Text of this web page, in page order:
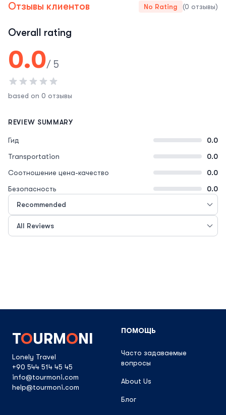
Отзывы клиентов No Rating (0 отзывы)
Overall rating
0.0/ 5
based on 0 отзывы
REVIEW SUMMARY
Гид
0.0
Transportation
0.0
Соотношение цена-качество
0.0
Безопасность
0.0
TOURMONI
Lonely Travel
+90 544 514 45 45
info@tourmoni.com
help@tourmoni.com
ПОМОЩЬ
Часто задаваемые
вопросы
About Us
Блог